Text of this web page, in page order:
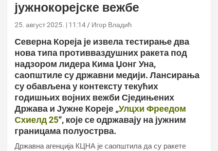
јужнокорејске вежбе
25. август 2025. | 11:14 Игор Владић
Северна Кореја је извела тестирање два
нова типа противваздушних ракета под
надзором лидера Кима Џонг Уна,
саопштиле су државни медији. Лансирања
су обављена у контексту текућих
годишњих војних вежби Сједињених
Држава и Јужне Кореје „Улцхи Фреедом
Схиелд 25“, које се одржавају на јужним
границама полуострва.
Државна агенција КЦНА је саопштила да су ракете